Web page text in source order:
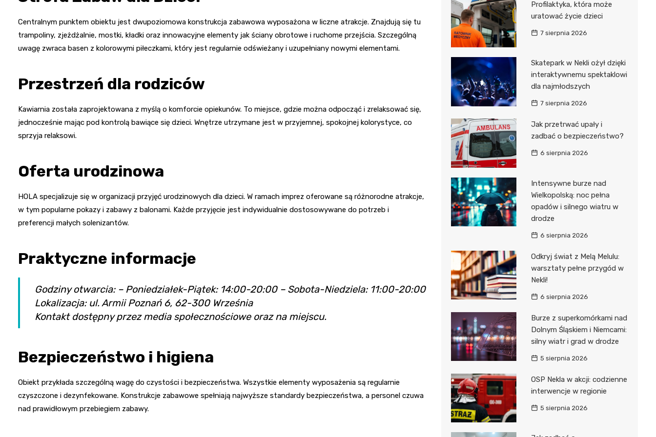
Dzieci Wrzesińskich
Park Miejski im. Dzieci
Wrzesińskich
Amfiteatr im. Anny Jantar
Jump World Września
Wrzesińska Strefa
Pałac w Miłosławiu
Izba Pamięci Reymonta
Centralnym punktem obiektu jest dwupoziomowa konstrukcja zabawowa wyposażona w liczne atrakcje. Znajdują się tu
trampoliny, zjeżdżalnie, mostki, kładki oraz innowacyjne elementy jak ściany obrotowe i ruchome przejścia. Szczególną
uwagę zwraca basen z kolorowymi piłeczkami, który jest regularnie odświeżany i uzupełniany nowymi elementami.
Przestrzeń dla rodziców
Kawiarnia została zaprojektowana z myślą o komforcie opiekunów. To miejsce, gdzie można odpocząć i zrelaksować się,
jednocześnie mając pod kontrolą bawiące się dzieci. Wnętrze utrzymane jest w przyjemnej, spokojnej kolorystyce, co
sprzyja relaksowi.
Oferta urodzinowa
HOLA specjalizuje się w organizacji przyjęć urodzinowych dla dzieci. W ramach imprez oferowane są różnorodne atrakcje,
w tym popularne pokazy i zabawy z balonami. Każde przyjęcie jest indywidualnie dostosowywane do potrzeb i
preferencji małych solenizantów.
Praktyczne informacje
Godziny otwarcia: – Poniedziałek-Piątek: 14:00-20:00 – Sobota-Niedziela: 11:00-20:00
Lokalizacja: ul. Armii Poznań 6, 62-300 Września
Kontakt dostępny przez media społecznościowe oraz na miejscu.
Bezpieczeństwo i higiena
Obiekt przykłada szczególną wagę do czystości i bezpieczeństwa. Wszystkie elementy wyposażenia są regularnie
czyszczone i dezynfekowane. Konstrukcje zabawowe spełniają najwyższe standardy bezpieczeństwa, a personel czuwa
nad prawidłowym przebiegiem zabawy.
Profilaktyka, która może
uratować życie dzieci
7 sierpnia 2026
Skatepark w Nekli ożył dzięki
interaktywnemu spektaklowi
dla najmłodszych
7 sierpnia 2026
Jak przetrwać upały i
zadbać o bezpieczeństwo?
6 sierpnia 2026
Intensywne burze nad
Wielkopolską: noc pełna
opadów i silnego wiatru w
drodze
6 sierpnia 2026
Odkryj świat z Melą Melulu:
warsztaty pełne przygód w
Nekli!
6 sierpnia 2026
Burze z superkomórkami nad
Dolnym Śląskiem i Niemcami:
silny wiatr i grad w drodze
5 sierpnia 2026
OSP Nekla w akcji: codzienne
interwencje w regionie
5 sierpnia 2026